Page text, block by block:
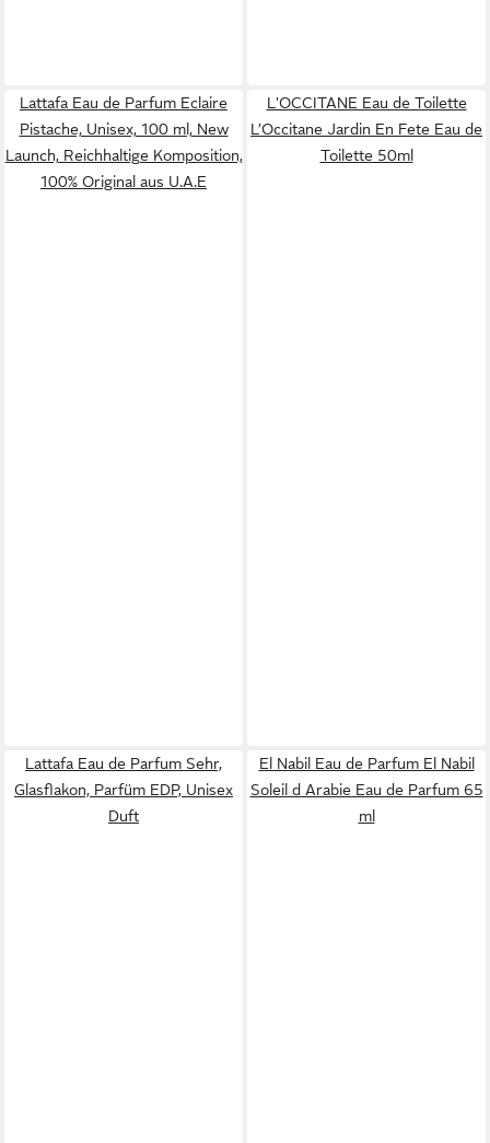
Lattafa Eau de Parfum Eclaire
Pistache, Unisex, 100 ml, New
Launch, Reichhaltige Komposition,
100% Original aus U.A.E
L'OCCITANE Eau de Toilette
L’Occitane Jardin En Fete Eau de
Toilette 50ml
Lattafa Eau de Parfum Sehr,
Glasflakon, Parfüm EDP, Unisex
Duft
El Nabil Eau de Parfum El Nabil
Soleil d Arabie Eau de Parfum 65
ml